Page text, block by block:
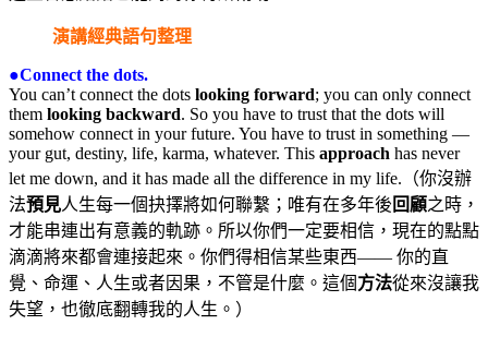
演講經典語句整理
●Connect the dots.
You can’t connect the dots looking forward; you can only connect
them looking backward. So you have to trust that the dots will
somehow connect in your future. You have to trust in something —
your gut, destiny, life, karma, whatever. This approach has never
let me down, and it has made all the difference in my life.（你沒辦
法預見人生每一個抉擇將如何聯繫；唯有在多年後 回顧之時，
才能串連出有意義的軌跡。所以你們一定要相信，現在的點點
滴滴將來都會連接起來。你們得相信某些東西―― 你的直
覺、命運、人生或者因果，不管是什麼。這個方法從來沒讓我
失望，也徹底翻轉我的人生。）